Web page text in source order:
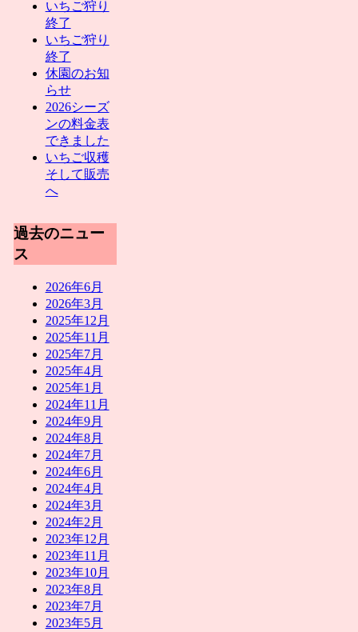
いちご狩り
終了
いちご狩り
終了
休園のお知
らせ
2026シーズ
ンの料金表
できました
いちご収穫
そして販売
へ
過去のニュー
ス
2026年6月
2026年3月
2025年12月
2025年11月
2025年7月
2025年4月
2025年1月
2024年11月
2024年9月
2024年8月
2024年7月
2024年6月
2024年4月
2024年3月
2024年2月
2023年12月
2023年11月
2023年10月
2023年8月
2023年7月
2023年5月